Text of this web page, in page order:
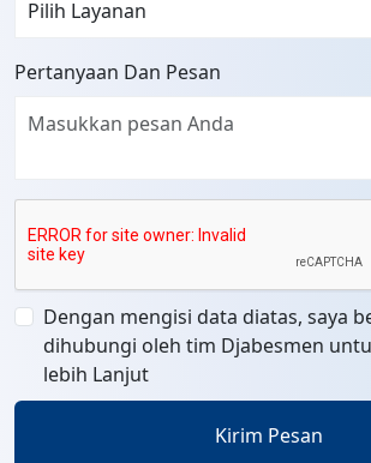
Pertanyaan Dan Pesan
Dengan mengisi data diatas, saya
dihubungi oleh tim Djabesmen
lebih Lanjut
Kirim Pesan